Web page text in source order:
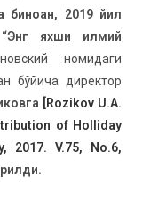
биноан, 2019 йил
“Энг яхши илмий
номидаги
бўйича директор
[Rozikov U.A.
of Holliday
2017. V.75, No.6,